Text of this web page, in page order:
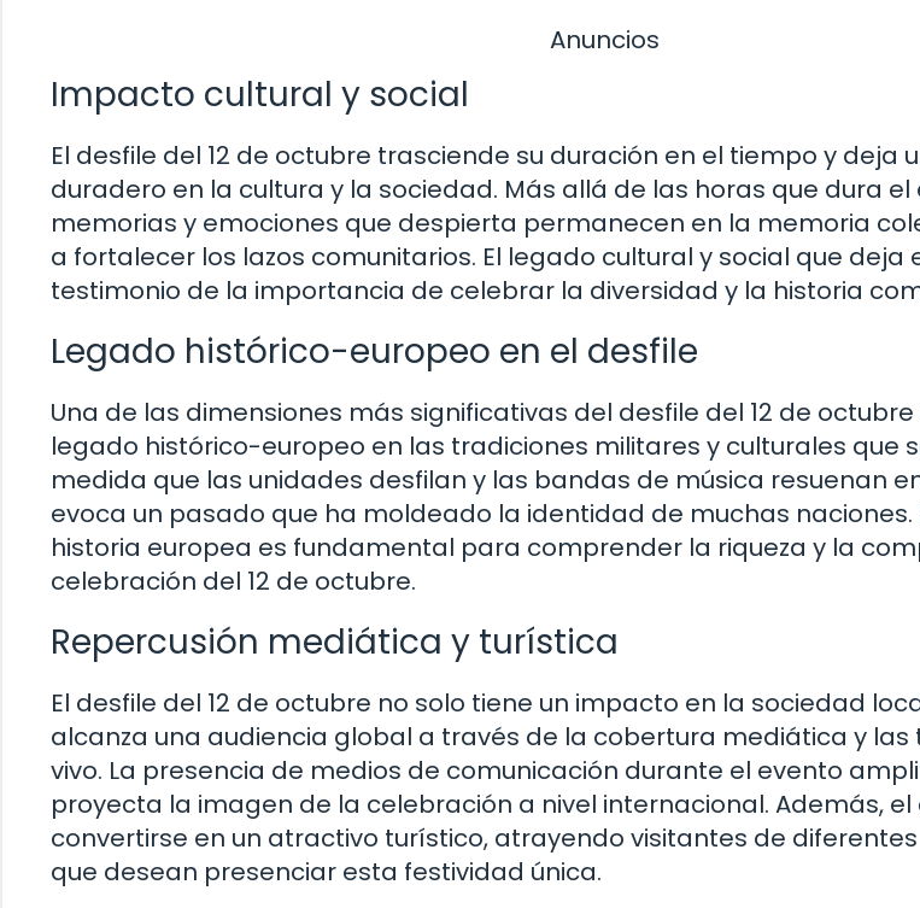
Anuncios
Impacto cultural y social
El desfile del 12 de octubre trasciende su duración en el tiempo y deja
duradero en la cultura y la sociedad. Más allá de las horas que dura el
memorias y emociones que despierta permanecen en la memoria
a fortalecer los lazos comunitarios. El legado cultural y social que deja
testimonio de la importancia de celebrar la diversidad y la historia
Legado histórico-europeo en el desfile
Una de las dimensiones más significativas del desfile del 12 de
legado histórico-europeo en las tradiciones militares y culturales que
medida que las unidades desfilan y las bandas de música resuenan
evoca un pasado que ha moldeado la identidad de muchas naciones.
historia europea es fundamental para comprender la riqueza y la
celebración del 12 de octubre.
Repercusión mediática y turística
El desfile del 12 de octubre no solo tiene un impacto en la sociedad
alcanza una audiencia global a través de la cobertura mediática y las
vivo. La presencia de medios de comunicación durante el evento
proyecta la imagen de la celebración a nivel internacional. Además,
convertirse en un atractivo turístico, atrayendo visitantes de
que desean presenciar esta festividad única.